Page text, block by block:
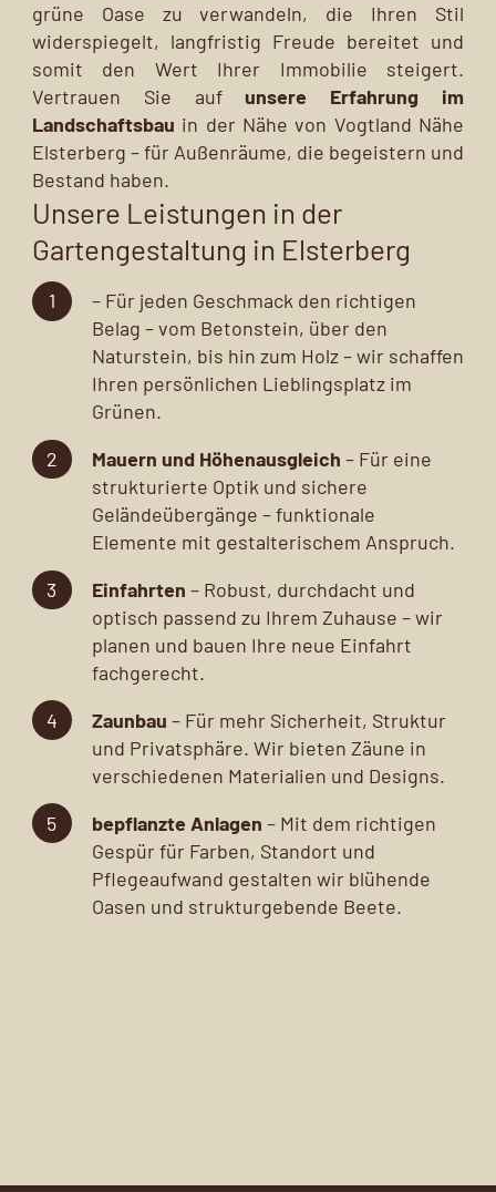
grüne Oase zu verwandeln, die Ihren Stil
widerspiegelt, langfristig Freude bereitet und
somit den Wert Ihrer Immobilie steigert.
Vertrauen Sie aufunsere Erfahrung im
Landschaftsbau in der Nähe von Vogtland Nähe
Elsterberg – für Außenräume, die begeistern und
Bestand haben.
Unsere Leistungen in der
Gartengestaltung in Elsterberg
– Für jeden Geschmack den richtigen
Belag – vom Betonstein, über den
Naturstein, bis hin zum Holz – wir schaffen
Ihren persönlichen Lieblingsplatz im
Grünen.
Mauern und Höhenausgleich – Für eine
strukturierte Optik und sichere
Geländeübergänge – funktionale
Elemente mit gestalterischem Anspruch.
Einfahrten – Robust, durchdacht und
optisch passend zu Ihrem Zuhause – wir
planen und bauen Ihre neue Einfahrt
fachgerecht.
Zaunbau – Für mehr Sicherheit, Struktur
und Privatsphäre. Wir bieten Zäune in
verschiedenen Materialien und Designs.
bepflanzte Anlagen – Mit dem richtigen
Gespür für Farben, Standort und
Pflegeaufwand gestalten wir blühende
Oasen und strukturgebende Beete.